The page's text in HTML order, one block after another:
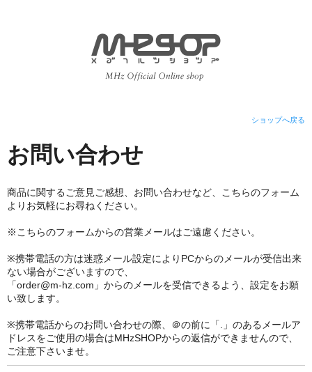
ショップへ戻る
お問い合わせ
商品に関するご意見ご感想、お問い合わせなど、こちらのフォーム
よりお気軽にお尋ねください。
※こちらのフォームからの営業メールはご遠慮ください。
※携帯電話の方は迷惑メール設定によりPCからのメールが受信出来
ない場合がございますので、
「order@m-hz.com」からのメールを受信できるよう、設定をお願
い致します。
※携帯電話からのお問い合わせの際、＠の前に「.」のあるメールア
ドレスをご使用の場合はMHzSHOPからの返信ができませんので、
ご注意下さいませ。